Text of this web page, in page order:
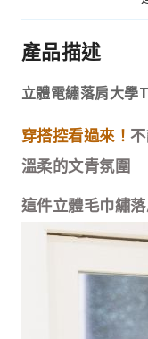
產品描述
立體電繡落肩大學T
穿搭控看過來！
溫柔的文青氛圍
這件立體毛巾繡